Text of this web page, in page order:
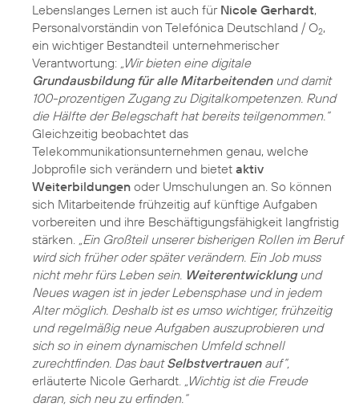
Lebenslanges Lernen ist auch für Nicole Gerhardt,
Personalvorständin von Telefónica Deutschland / O2,
ein wichtiger Bestandteil unternehmerischer
Verantwortung: „Wir bieten eine digitale
Grundausbildung für alle Mitarbeitendenund damit
100-prozentigen Zugang zu Digitalkompetenzen. Rund
die Hälfte der Belegschaft hat bereits teilgenommen.“
Gleichzeitig beobachtet das
Telekommunikationsunternehmen genau, welche
Jobprofile sich verändern und bietet aktiv
Weiterbildungen oder Umschulungen an. So können
sich Mitarbeitende frühzeitig auf künftige Aufgaben
vorbereiten und ihre Beschäftigungsfähigkeit langfristig
stärken.
„Ein Großteil unserer bisherigen Rollen im Beruf
wird sich früher oder später verändern. Ein Job muss
nicht mehr fürs Leben sein. Weiterentwicklungund
Neues wagen ist in jeder Lebensphase und in jedem
Alter möglich. Deshalb ist es umso wichtiger, frühzeitig
und regelmäßig neue Aufgaben auszuprobieren und
sich so in einem dynamischen Umfeld schnell
zurechtfinden. Das bautSelbstvertrauenauf“,
erläuterte Nicole Gerhardt.
„Wichtig ist die Freude
daran, sich neu zu erfinden.“